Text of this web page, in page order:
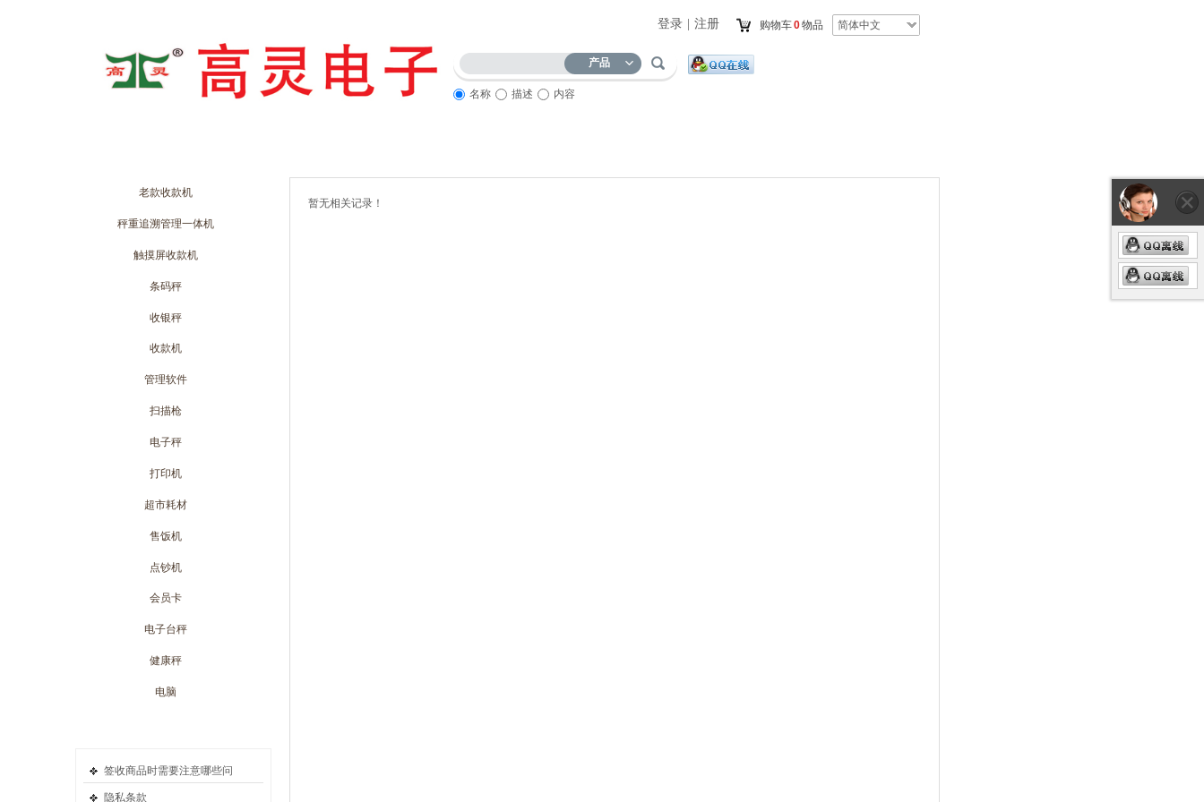
购物车0物品
产品
名称 描述 内容
简体中文
登录 注册
暂无相关记录！
老款收款机
秤重追溯管理一体机
触摸屏收款机
条码秤
收银秤
收款机
管理软件
扫描枪
电子秤
打印机
超市耗材
售饭机
点钞机
会员卡
电子台秤
健康秤
电脑
签收商品时需要注意哪些问
隐私条款